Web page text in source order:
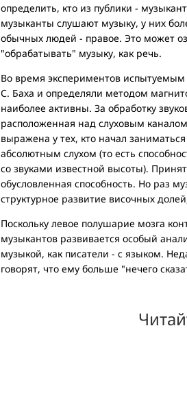
определить, кто из публики -
музыканты слушают музыку, у них
обычных людей - правое. Это может
"обрабатывать" музыку, как речь.
Во время экспериментов испытуемым
С. Баха и определяли методом
наиболее активны. За обработку
расположенная над слуховым
выражена у тех, кто начал
абсолютным слухом (то есть
со звуками известной высоты).
обусловленная способность. Но раз
структурное развитие височных
Поскольку левое полушарие мозга
музыкантов развивается особый
музыкой, как писатели - с языком.
говорят, что ему больше "нечего